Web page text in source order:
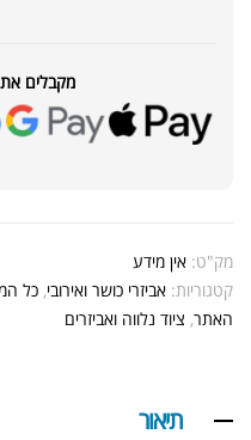
מקבלים
מק"ט: אין מידע
קטגוריות: אביזרי כושר ואירובי, כל
האתר, ציוד נלווה ואביזרים
תיאור